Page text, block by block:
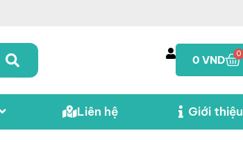
0 VND 0
Liên hệ Giới thiệu